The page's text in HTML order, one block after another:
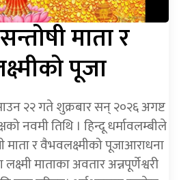
सन्तोषी माता र
पूजा
२२ गते शुक्रबार सन् २०२६ अगष्ट
नवमी तिथि । हिन्दू धर्मावलम्बीले
र वैभवलक्ष्मीको पूजाआराधना
माताका अवतार अन्नपूर्णेश्वरी